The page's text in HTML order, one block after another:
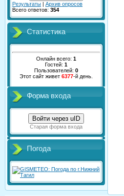
Результаты | Архив опросов
Всего ответов: 354
Статистика
Онлайн всего: 1
Гостей: 1
Пользователей: 0
Этот сайт живет 6377-й день.
Форма входа
Войти через uID
Старая форма входа
Погода